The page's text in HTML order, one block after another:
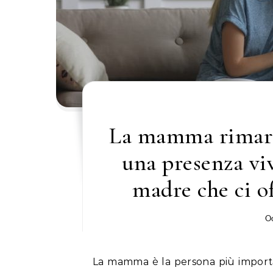
La mamma
una presenza
madre che ci
La mamma è la persona più